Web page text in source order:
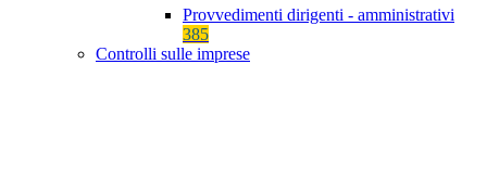
Provvedimenti dirigenti - amministrativi
385
Controlli sulle imprese